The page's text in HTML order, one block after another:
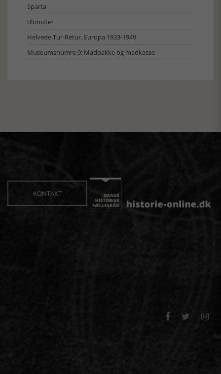
Sparta
Blomster
Helvede Tur-Retur. Europa 1933-1949
Museumsnumre 9: Madpakke og madkasse
KONTAKT
  